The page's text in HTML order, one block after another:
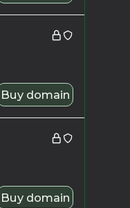
Buy domain
Buy domain